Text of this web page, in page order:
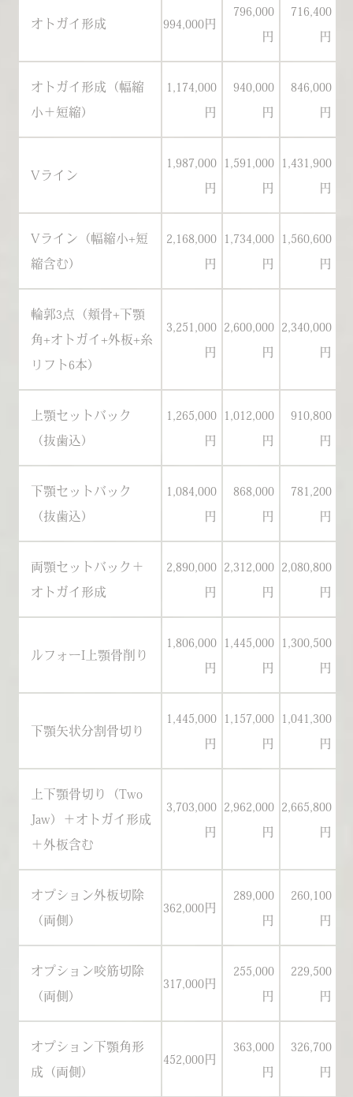
オトガイ形成 994,000円
796,000
円
716,400
円
オトガイ形成（幅縮
小＋短縮）
1,174,000
円
940,000
円
846,000
円
Vライン
1,987,000
円
1,591,000
円
1,431,900
円
Vライン（幅縮小+短
縮含む）
2,168,000
円
1,734,000
円
1,560,600
円
輪郭3点（頬骨+下顎
角+オトガイ+外板+糸
リフト6本）
3,251,000
円
2,600,000
円
2,340,000
円
上顎セットバック
（抜歯込）
1,265,000
円
1,012,000
円
910,800
円
下顎セットバック
（抜歯込）
1,084,000
円
868,000
円
781,200
円
両顎セットバック＋
オトガイ形成
2,890,000
円
2,312,000
円
2,080,800
円
ルフォーI上顎骨削り
1,806,000
円
1,445,000
円
1,300,500
円
下顎矢状分割骨切り
1,445,000
円
1,157,000
円
1,041,300
円
上下顎骨切り（Two
Jaw）＋オトガイ形成
＋外板含む
3,703,000
円
2,962,000
円
2,665,800
円
オプション外板切除
（両側）
362,000円
289,000
円
260,100
円
オプション咬筋切除
（両側）
317,000円
255,000
円
229,500
円
オプション下顎角形
成（両側）
452,000円
363,000
円
326,700
円